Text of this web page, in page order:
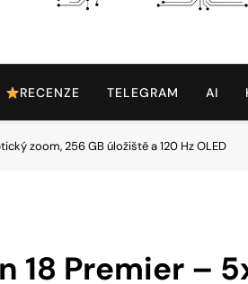
RECENZE TELEGRAM AI
zoom, 256 GB úložiště a 120 Hz OLED
18 Premier –